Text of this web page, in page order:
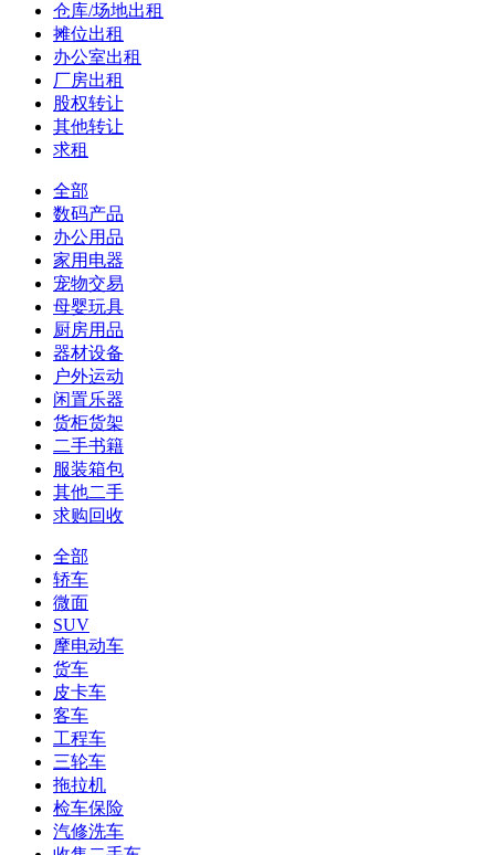
仓库/场地出租
摊位出租
办公室出租
厂房出租
股权转让
其他转让
求租
全部
数码产品
办公用品
家用电器
宠物交易
母婴玩具
厨房用品
器材设备
户外运动
闲置乐器
货柜货架
二手书籍
服装箱包
其他二手
求购回收
全部
轿车
微面
SUV
摩电动车
货车
皮卡车
客车
工程车
三轮车
拖拉机
检车保险
汽修洗车